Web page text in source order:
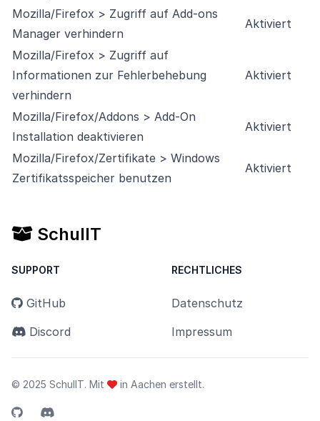
Mozilla/Firefox > Zugriff auf Add-ons
Manager verhindern
Aktiviert
Mozilla/Firefox > Zugriff auf
Informationen zur Fehlerbehebung
verhindern
Aktiviert
Mozilla/Firefox/Addons > Add-On
Installation deaktivieren
Aktiviert
Mozilla/Firefox/Zertifikate > Windows
Zertifikatsspeicher benutzen
Aktiviert
SchulIT
SUPPORT
GitHub
Discord
RECHTLICHES
Datenschutz
Impressum
© 2025 SchulIT. Mit in Aachen erstellt.